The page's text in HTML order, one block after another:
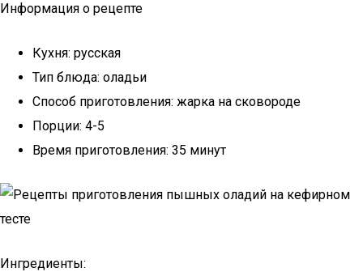
Информация о рецепте
Кухня: русская
Тип блюда: оладьи
Способ приготовления: жарка на сковороде
Порции: 4-5
Время приготовления: 35 минут
Ингредиенты: